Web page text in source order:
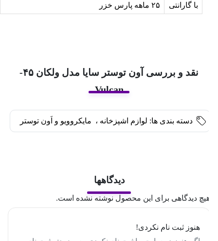
با گارانتی
نقد و بررسی آون توستر سایا مدل ولکان ۴۵-
Vulcan
دسته بندی ها: لوازم اشپزخانه ، مایکروویو و اَون توستر
دیدگاهها
دیدگاهی برای این محصول نوشته نشده است.
هنوز ثبت نام نکردی!